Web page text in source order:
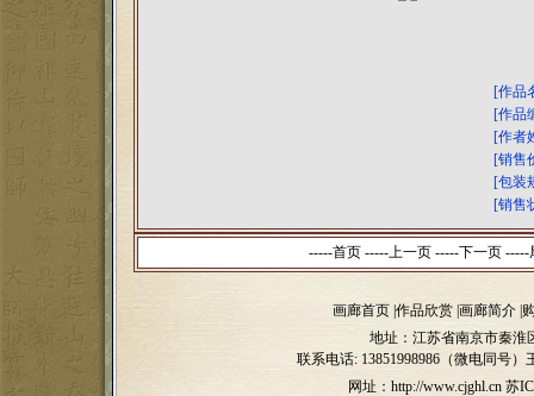
[作品
[作品
[作者
[销售
[包装
[销售
-----首页 -----上一页 -----下一页 -----
画廊首页 作品欣赏 画廊简介
地址：江苏省南京市秦淮
联系电话: 13851998986（微电同号）
网址：http://www.cjghl.cn 苏